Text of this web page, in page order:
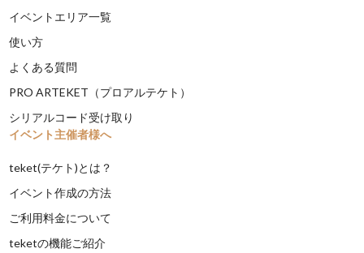
イベントエリア一覧
使い方
よくある質問
PRO ARTEKET（プロアルテケト）
シリアルコード受け取り
イベント主催者様へ
teket(テケト)とは？
イベント作成の方法
ご利用料金について
teketの機能ご紹介